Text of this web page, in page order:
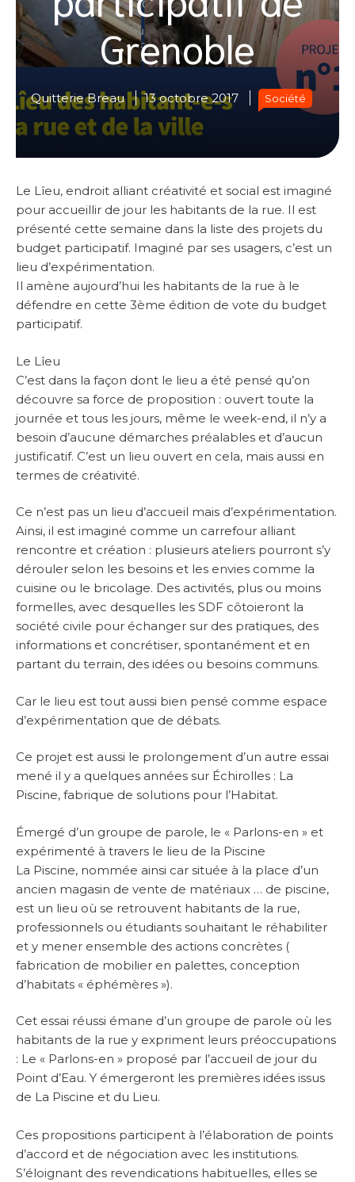
Grenoble
Quitterie Breau 13 octobre 2017 Société
Le Lîeu, endroit alliant créativité et social est imaginé
pour accueillir de jour les habitants de la rue. Il est
présenté cette semaine dans la liste des projets du
budget participatif. Imaginé par ses usagers, c’est un
lieu d’expérimentation.
Il amène aujourd’hui les habitants de la rue à le
défendre en cette 3ème édition de vote du budget
participatif.
Le Lîeu
C’est dans la façon dont le lieu a été pensé qu’on
découvre sa force de proposition : ouvert toute la
journée et tous les jours, même le week-end, il n’y a
besoin d’aucune démarches préalables et d’aucun
justificatif. C’est un lieu ouvert en cela, mais aussi en
termes de créativité.
Ce n’est pas un lieu d’accueil mais d’expérimentation.
Ainsi, il est imaginé comme un carrefour alliant
rencontre et création : plusieurs ateliers pourront s’y
dérouler selon les besoins et les envies comme la
cuisine ou le bricolage. Des activités, plus ou moins
formelles, avec desquelles les SDF côtoieront la
société civile pour échanger sur des pratiques, des
informations et concrétiser, spontanément et en
partant du terrain, des idées ou besoins communs.
Car le lieu est tout aussi bien pensé comme espace
d’expérimentation que de débats.
Ce projet est aussi le prolongement d’un autre essai
mené il y a quelques années sur Échirolles : La
Piscine, fabrique de solutions pour l’Habitat.
Émergé d’un groupe de parole, le « Parlons-en » et
expérimenté à travers le lieu de la Piscine
La Piscine, nommée ainsi car située à la place d’un
ancien magasin de vente de matériaux … de piscine,
est un lieu où se retrouvent habitants de la rue,
professionnels ou étudiants souhaitant le réhabiliter
et y mener ensemble des actions concrètes (
fabrication de mobilier en palettes, conception
d’habitats « éphémères »).
Cet essai réussi émane d’un groupe de parole où les
habitants de la rue y expriment leurs préoccupations
: Le « Parlons-en » proposé par l’accueil de jour du
Point d’Eau. Y émergeront les premières idées issus
de La Piscine et du Lieu.
Ces propositions participent à l’élaboration de points
d’accord et de négociation avec les institutions.
S’éloignant des revendications habituelles, elles se